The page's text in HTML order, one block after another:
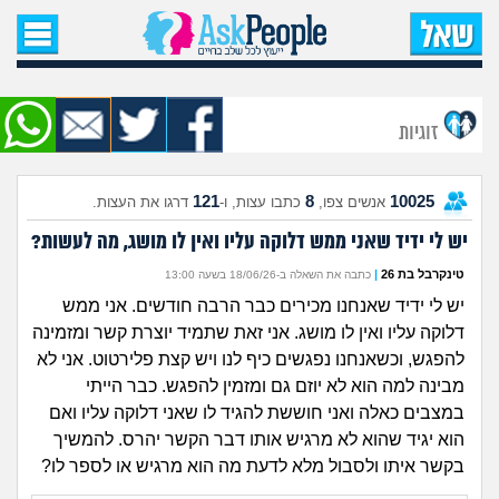
עמוד הבית
שאל שאלה
שאלות חדשות
שאלות שעוררו עניין
עצות חדשות
מה קורה כאן?
מתחם הטיפים
מדורים
זוגיות
10025 אנשים צפו, 8 כתבו עצות, ו-121 דרגו את העצות.
יש לי ידיד שאני ממש דלוקה עליו ואין לו מושג, מה לעשות?
טינקרבל בת 26 | כתבה את השאלה ב-18/06/26 בשעה 13:00
יש לי ידיד שאנחנו מכירים כבר הרבה חודשים. אני ממש
דלוקה עליו ואין לו מושג. אני זאת שתמיד יוצרת קשר ומזמינה
להפגש, וכשאנחנו נפגשים כיף לנו ויש קצת פלירטוט. אני לא
מבינה למה הוא לא יוזם גם ומזמין להפגש. כבר הייתי
במצבים כאלה ואני חוששת להגיד לו שאני דלוקה עליו ואם
הוא יגיד שהוא לא מרגיש אותו דבר הקשר יהרס. להמשיך
בקשר איתו ולסבול מלא לדעת מה הוא מרגיש או לספר לו?